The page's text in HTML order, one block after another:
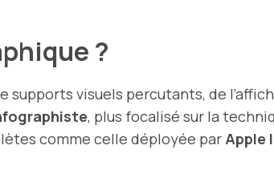
?
supports visuels percutants, de
, plus focalisé sur la
comme celle déployée par Apple